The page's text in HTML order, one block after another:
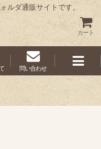
ルダ通販サイトです。
カート
問い合わせ